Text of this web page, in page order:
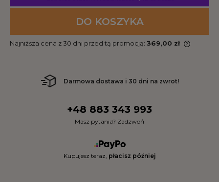
DO KOSZYKA
Najniższa cena z 30 dni przed tą promocją: 369,00 zł
Darmowa dostawa i 30 dni na zwrot!
+48 883 343 993
Masz pytania? Zadzwoń
Kupujesz teraz, płacisz później